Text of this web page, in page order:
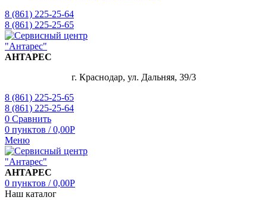
8 (861) 225-25-64
8 (861) 225-25-65
АНТАРЕС
г. Краснодар, ул. Дальняя, 39/3
8 (861) 225-25-65
8 (861) 225-25-64
0 Сравнить
0 пунктов / 0,00Р
Меню
АНТАРЕС
0 пунктов / 0,00Р
Наш каталог